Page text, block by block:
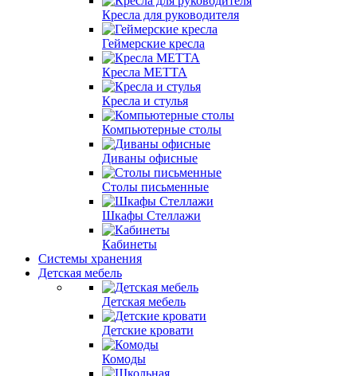
Кресла для руководителя
Геймерские кресла
Кресла МЕТТА
Кресла и стулья
Компьютерные столы
Диваны офисные
Столы письменные
Шкафы Стеллажи
Кабинеты
Системы хранения
Детская мебель
Детская мебель
Детские кровати
Комоды